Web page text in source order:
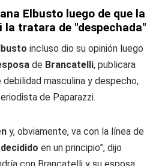
Elbusto luego de que la
la tratara de "despechada"
incluso dio su opinión luego
de Brancatelli, publicara
masculina y despecho,
de Paparazzi.
y, obviamente, va con la línea de
en un principio”, dijo